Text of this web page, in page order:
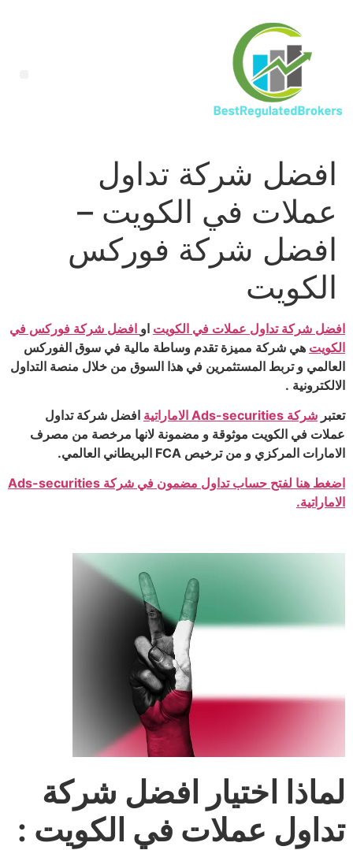
افضل شركة تداول
عملات في الكويت –
افضل شركة فوركس
الكويت
افضل شركة تداول عملات في الكويت او افضل شركة فوركس في
الكويت هي شركة مميزة تقدم وساطة مالية في سوق الفوركس
العالمي و تربط المستثمرين في هذا السوق من خلال منصة التداول
الالكترونية .
تعتبر شركة Ads-securities الاماراتية
افضل شركة تداول
عملات في الكويت موثوقة و مضمونة لانها مرخصة من مصرف
الامارات المركزي و من ترخيص FCA البريطاني العالمي.
اضغط هنا لفتح حساب تداول مضمون في شركة Ads-securities
الاماراتية.
لماذا اختيار افضل شركة
تداول عملات في الكويت :